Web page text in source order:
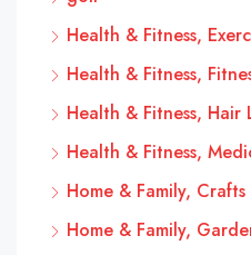
Health & Fitness,
Health & Fitness,
Health & Fitness, Hair
Health & Fitness,
Home & Family, Crafts
Home & Family,